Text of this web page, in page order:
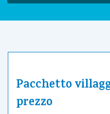
Pacchetto
prezzo